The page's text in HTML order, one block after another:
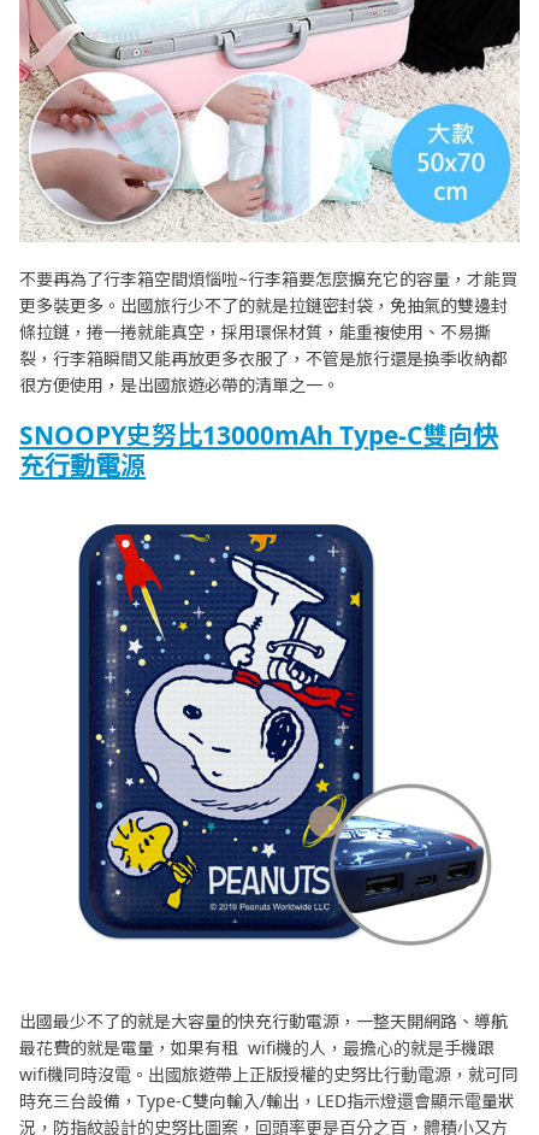
不要再為了行李箱空間煩惱啦~行李箱要怎麼擴充它的容量，才能買
更多裝更多。出國旅行少不了的就是拉鏈密封袋，免抽氣的雙邊封
條拉鏈，捲一捲就能真空，採用環保材質，能重複使用、不易撕
裂，行李箱瞬間又能再放更多衣服了，不管是旅行還是換季收納都
很方便使用，是出國旅遊必帶的清單之一。
SNOOPY史努比13000mAh Type-C雙向快
充行動電源
出國最少不了的就是大容量的快充行動電源，一整天開網路、導航
最花費的就是電量，如果有租 wifi機的人，最擔心的就是手機跟
wifi機同時沒電。出國旅遊帶上正版授權的史努比行動電源，就可同
時充三台設備，Type-C雙向輸入/輸出，LED指示燈還會顯示電量狀
況，防指紋設計的史努比圖案，回頭率更是百分之百，體積小又方